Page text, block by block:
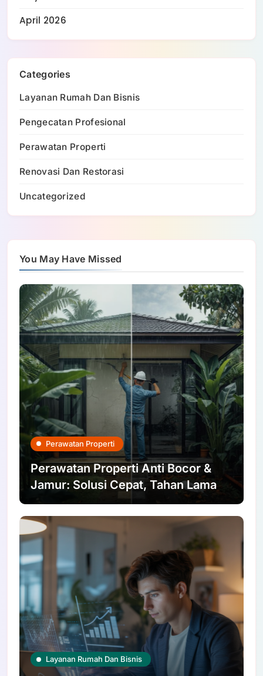
April 2026
Categories
Layanan Rumah Dan Bisnis
Pengecatan Profesional
Perawatan Properti
Renovasi Dan Restorasi
Uncategorized
You May Have Missed
Perawatan Properti
Perawatan Properti Anti Bocor &
Jamur: Solusi Cepat, Tahan Lama
Layanan Rumah Dan Bisnis